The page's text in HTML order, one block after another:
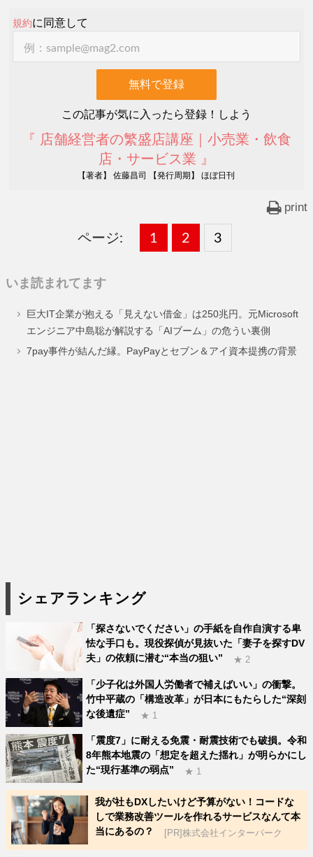
規約に同意して
この記事が気に入ったら登録！しよう
『 店舗経営者の繁盛店講座｜小売業・飲食
店・サービス業 』
【著者】 佐藤昌司 【発行周期】 ほぼ日刊
print
ページ:
固
ー
ジ
1 ,
固
ー
ジ
2 ,
固
ー
ジ
3
いま読まれてます
巨大IT企業が抱える「見えない借金」は250兆円。元Microsoft
エンジニア中島聡が解説する「AIブーム」の危うい裏側
7pay事件が結んだ縁。PayPayとセブン＆アイ資本提携の背景
シェアランキング
「探さないでください」の手紙を自作自演する卑
怯な手口も。現役探偵が見抜いた「妻子を探すDV
夫」の依頼に潜む“本当の狙い”
★ 2
「少子化は外国人労働者で補えばいい」の衝撃。
竹中平蔵の「構造改革」が日本にもたらした“深刻
な後遺症”
★ 1
「震度7」に耐える免震・耐震技術でも破損。令和
8年熊本地震の「想定を超えた揺れ」が明らかにし
た“現行基準の弱点”
★ 1
我が社もDXしたいけど予算がない！コードな
しで業務改善ツールを作れるサービスなんて本
当にあるの？
[PR]株式会社インターパーク